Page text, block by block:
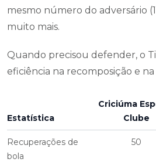
mesmo número do adversário
muito mais.
Quando precisou defender, o
eficiência na recomposição e
Estatística
Criciúma
Clube
Recuperações de
bola
50